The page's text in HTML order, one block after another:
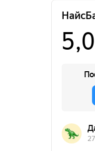
Сity
49
50
52
61
64